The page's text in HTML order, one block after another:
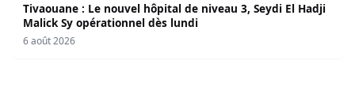
Tivaouane : Le nouvel hôpital de niveau 3, Seydi El Hadji
Malick Sy opérationnel dès lundi
6 août 2026